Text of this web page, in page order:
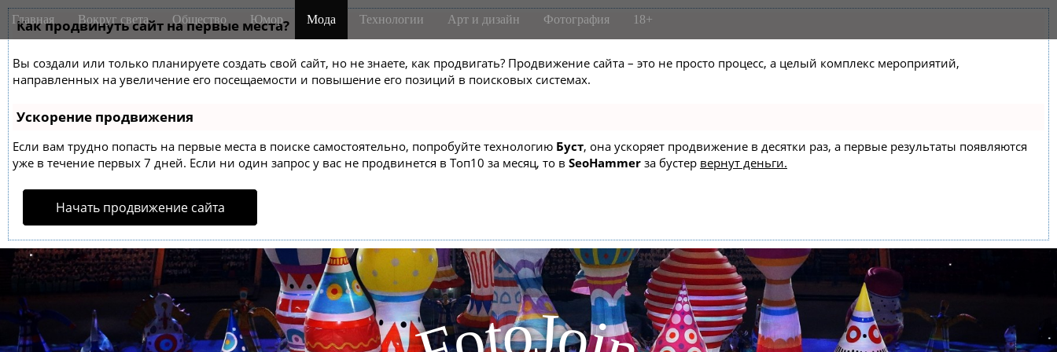
Как продвинуть сайт на первые места?
Вы создали или только планируете создать свой сайт, но не знаете, как продвигать? Продвижение сайта – это не просто процесс, а целый комплекс мероприятий,
направленных на увеличение его посещаемости и повышение его позиций в поисковых системах.
Ускорение продвижения
Если вам трудно попасть на первые места в поиске самостоятельно, попробуйте технологию Буст, она ускоряет продвижение в десятки раз, а первые результаты появляются
уже в течение первых 7 дней. Если ни один запрос у вас не продвинется в Топ10 за месяц, то в SeoHammer за бустер вернут деньги.
Начать продвижение сайта
M
a
n
m
e
n
u
i
Главная Вокруг света Общество Юмор Мода Технологии Арт и дизайн Фотография 18+
toJ